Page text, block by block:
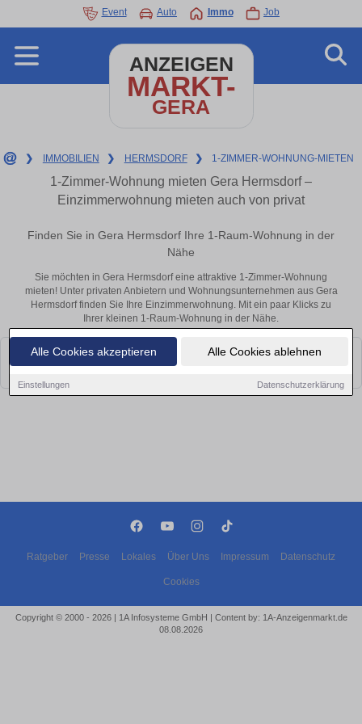
Alle Cookies akzeptieren Alle Cookies ablehnen
Einstellungen Datenschutzerklärung
Event Auto Immo Job
ANZEIGEN
MARKT-
GERA
❯ IMMOBILIEN ❯ HERMSDORF ❯ 1-ZIMMER-WOHNUNG-MIETEN
1-Zimmer-Wohnung mieten Gera Hermsdorf –
Einzimmerwohnung mieten auch von privat
Finden Sie in Gera Hermsdorf Ihre 1-Raum-Wohnung in der
Nähe
Sie möchten in Gera Hermsdorf eine attraktive 1-Zimmer-Wohnung
mieten! Unter privaten Anbietern und Wohnungsunternehmen aus Gera
Hermsdorf finden Sie Ihre Einzimmerwohnung. Mit ein paar Klicks zu
Ihrer kleinen 1-Raum-Wohnung in der Nähe.
Leider konnten wir derzeit keine passenden Objekte finden. Schauen Sie
bald wieder vorbei!
Ratgeber Presse Lokales Über Uns Impressum Datenschutz
Cookies
Copyright © 2000 - 2026 | 1A Infosysteme GmbH | Content by: 1A-Anzeigenmarkt.de
08.08.2026